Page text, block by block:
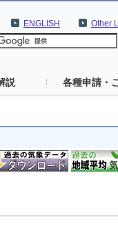
Other
ENGLISH
説 各種申請・